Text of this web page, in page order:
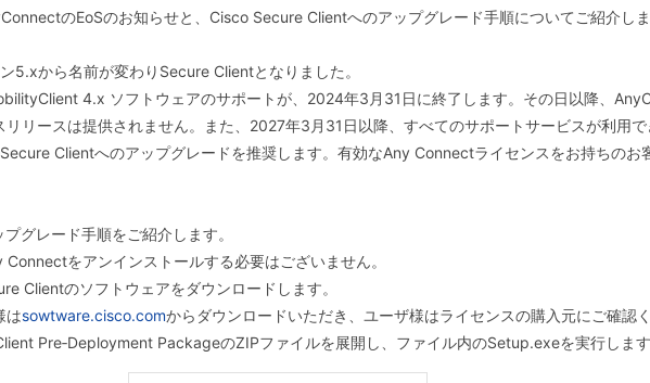
のEoSのお知らせと、Cisco Secure Clientへのアップグレード手順についてご紹介しま
5.xから名前が変わりSecure Clientとなりました。
4.x ソフトウェアのサポートが、2024年3月31日に終了します。その日以降、
リリースは提供されません。また、2027年3月31日以降、すべてのサポートサービスが利用
Clientへのアップグレードを推奨します。有効なAny Connectライセンスをお持ちのお
グレード手順をご紹介します。
をアンインストールする必要はございません。
Clientのソフトウェアをダウンロードします。
はsowtware.cisco.comからダウンロードいただき、ユーザ様はライセンスの購入元にご確認く
Pre‐Deployment PackageのZIPファイルを展開し、ファイル内のSetup.exeを実行します